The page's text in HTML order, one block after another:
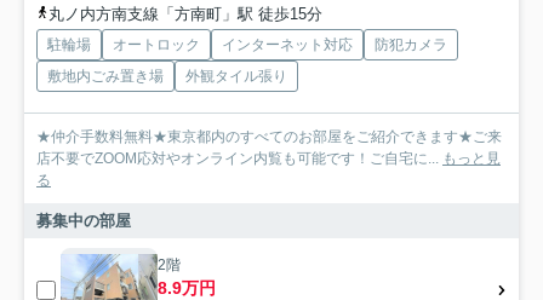
丸ノ内方南支線「方南町」駅 徒歩15分
駐輪場 オートロック インターネット対応
防犯カメラ
敷地内ごみ置き場
外観タイル張り
★仲介手数料無料★東京都内のすべてのお部屋をご紹介できます★ご来
店不要でZOOM応対やオンライン内覧も可能です！ご自宅に... もっと見
る
募集中の部屋
2階
8.9万円